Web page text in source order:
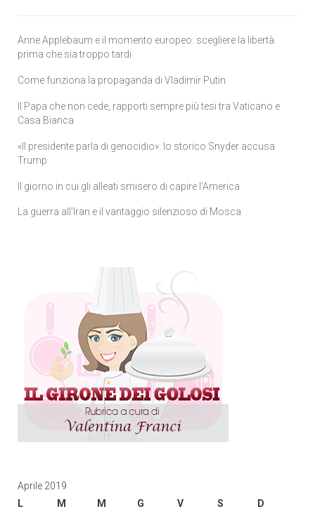
Anne Applebaum e il momento europeo: scegliere la libertà
prima che sia troppo tardi
Come funziona la propaganda di Vladimir Putin
Il Papa che non cede, rapporti sempre più tesi tra Vaticano e
Casa Bianca
«Il presidente parla di genocidio»: lo storico Snyder accusa
Trump
Il giorno in cui gli alleati smisero di capire l’America
La guerra all’Iran e il vantaggio silenzioso di Mosca
Aprile 2019
L
M M G V S
D